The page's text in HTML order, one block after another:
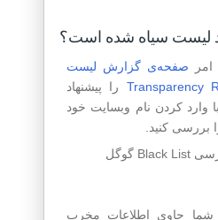
لیست سیاه شده ‌است؟
صفحه‌ی گزارش لیست
را پیشنهاد
وارد کردن نام وبسایت خود
کنید.
شما حاوی اطلاعات مخرب